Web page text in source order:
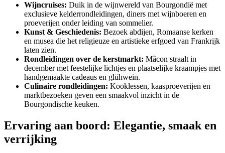
Wijncruises: Duik in de wijnwereld van Bourgondië met
exclusieve kelderrondleidingen, diners met wijnboeren en
proeverijen onder leiding van sommelier.
Kunst & Geschiedenis: Bezoek abdijen, Romaanse kerken
en musea die het religieuze en artistieke erfgoed van Frankrijk
laten zien.
Rondleidingen over de kerstmarkt: Mâcon straalt in
december met feestelijke lichtjes en plaatselijke kraampjes met
handgemaakte cadeaus en glühwein.
Culinaire rondleidingen: Kooklessen, kaasproeverijen en
marktbezoeken geven een smaakvol inzicht in de
Bourgondische keuken.
Ervaring aan boord: Elegantie, smaak en
verrijking